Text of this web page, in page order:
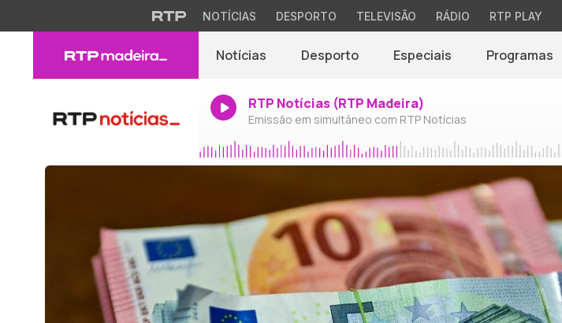
NOTÍCIAS DESPORTO TELEVISÃO RÁDIO RTP PLAY
Notícias Desporto Especiais Programas
RTP Notícias (RTP Madeira)
Emissão em simultâneo com RTP Notícias